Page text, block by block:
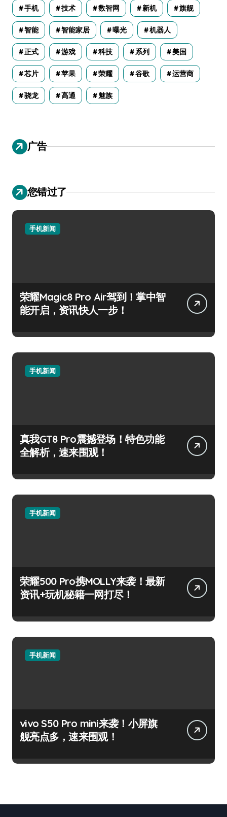
手机 技术 数智网 新机 旗舰
智能 智能家居 曝光 机器人
正式 游戏 科技 系列 美国
芯片 苹果 荣耀 谷歌 运营商
骁龙 高通 魅族
广告
您错过了
手机新闻
荣耀Magic8 Pro Air驾到！掌中智
能开启，资讯快人一步！
手机新闻
真我GT8 Pro震撼登场！特色功能
全解析，速来围观！
手机新闻
荣耀500 Pro携MOLLY来袭！最新
资讯+玩机秘籍一网打尽！
手机新闻
vivo S50 Pro mini来袭！小屏旗
舰亮点多，速来围观！